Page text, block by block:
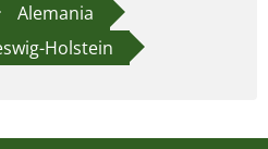
Alemania
Holstein